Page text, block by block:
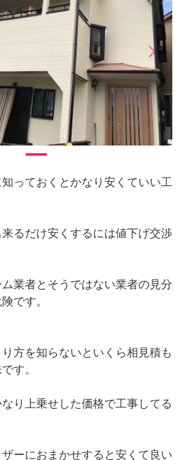
arrow_forward_ios
Next
っておくとかなり安くていい工
るだけ安くするには値下げ交渉
業者とそうではない業者の見分
です。
方を知らないといくら相見積も
す。
り上乗せした価格で工事してる
ーにおまかせすると安くて良い